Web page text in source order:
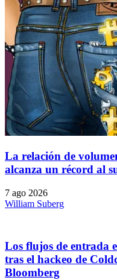
La relación de
alcanza un récord al
7 ago 2026
William Suberg
Los flujos de entrada
tras el hackeo de
Bloomberg